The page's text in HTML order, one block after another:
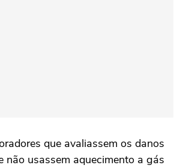
que avaliassem os danos
não usassem aquecimento a gás